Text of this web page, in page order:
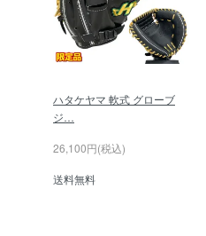
ハタケヤマ 軟式 グローブ
ジ…
26,100円(税込)
送料無料